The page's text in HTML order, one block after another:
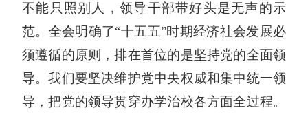
不能只照别人，领导干部带好头是无声的示
范。全会明确了“十五五”时期经济社会发展必
须遵循的原则，排在首位的是坚持党的全面领
导。我们要坚决维护党中央权威和集中统一领
导，把党的领导贯穿办学治校各方面全过程。